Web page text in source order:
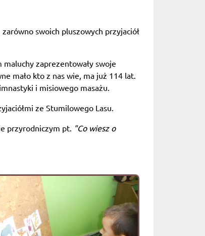
swoich pluszowych przyjaciół
zaprezentowały swoje
mało kto z nas wie, ma już 114 lat.
i misiowego masażu.
ze Stumilowego Lasu.
przyrodniczym pt. "Co wiesz o